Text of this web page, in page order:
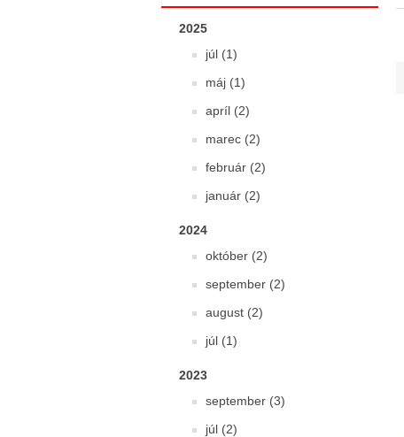
2025
júl (1)
máj (1)
apríl (2)
marec (2)
február (2)
január (2)
2024
október (2)
september (2)
august (2)
júl (1)
2023
september (3)
júl (2)